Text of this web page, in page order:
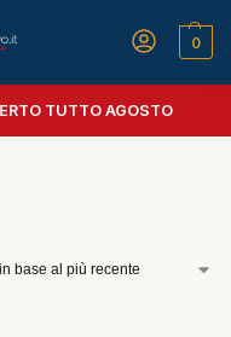
0
TUTTO AGOSTO